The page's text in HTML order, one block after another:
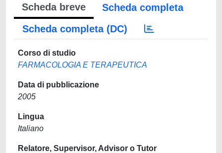
Scheda breve
Scheda completa
Scheda completa (DC)
Corso di studio
FARMACOLOGIA E TERAPEUTICA
Data di pubblicazione
2005
Lingua
Italiano
Relatore, Supervisor, Advisor o Tutor